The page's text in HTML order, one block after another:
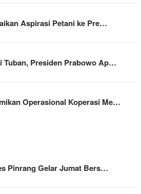
Aspirasi Petani ke Pre…
Tuban, Presiden Prabowo Ap…
Operasional Koperasi Me…
Pinrang Gelar Jumat Bers…